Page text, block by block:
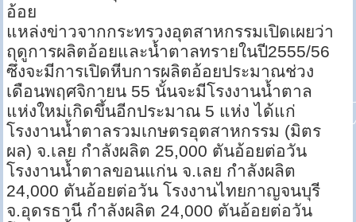
อ้อย
แหล่งข่าวจากกระทรวงอุตสาหกรรมเปิดเผยว่า
ฤดูการผลิตอ้อยและน้ำตาลทรายในปี2555/56
ซึ่งจะมีการเปิดหีบการผลิตอ้อยประมาณช่วง
เดือนพฤศจิกายน 55 นั้นจะมีโรงงานน้ำตาล
แห่งใหม่เกิดขึ้นอีกประมาณ 5 แห่ง ได้แก่
โรงงานน้ำตาลรวมเกษตรอุตสาหกรรม (มิตร
ผล) จ.เลย กำลังผลิต 25,000 ตันอ้อยต่อวัน
โรงงานน้ำตาลขอนแก่น จ.เลย กำลังผลิต
24,000 ตันอ้อยต่อวัน โรงงานไทยกาญจนบุรี
จ.อุดรธานี กำลังผลิต 24,000 ตันอ้อยต่อวัน